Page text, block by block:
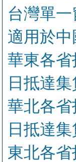
台灣單
適用於
華東各
日抵達集
華北各
日抵達集
東北各